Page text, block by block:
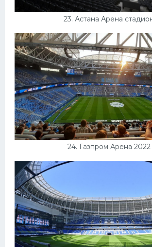
23. Астана Арена
24. Газпром Арена 2022